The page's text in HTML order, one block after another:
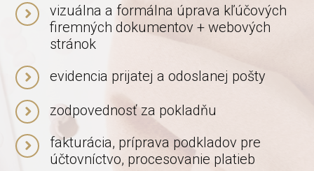
vizuálna a formálna úprava kľúčových
firemných dokumentov + webových
stránok
evidencia prijatej a odoslanej pošty
zodpovednosť za pokladňu
fakturácia, príprava podkladov pre
účtovníctvo, procesovanie platieb